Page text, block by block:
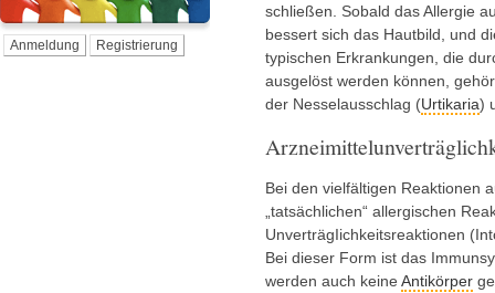
Anmeldung Registrierung
schließen. Sobald das Allergie
bessert sich das Hautbild, und
typischen Erkrankungen, die
ausgelöst werden können,
der Nesselausschlag (Urtikaria)
Bei den vielfältigen Reaktionen
„tatsächlichen“ allergischen
UnverträgIichkeitsreaktionen
Bei dieser Form ist das
werden auch keine Antikörper